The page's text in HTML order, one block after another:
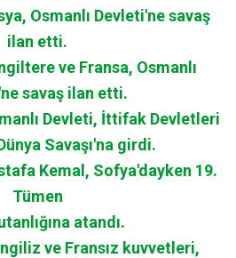
Osmanlı Devleti'ne savaş
ilan etti.
ve Fransa, Osmanlı
savaş ilan etti.
Devleti, İttifak Devletleri
Savaşı'na girdi.
Kemal, Sofya'dayken 19.
Tümen
atandı.
ve Fransız kuvvetleri,